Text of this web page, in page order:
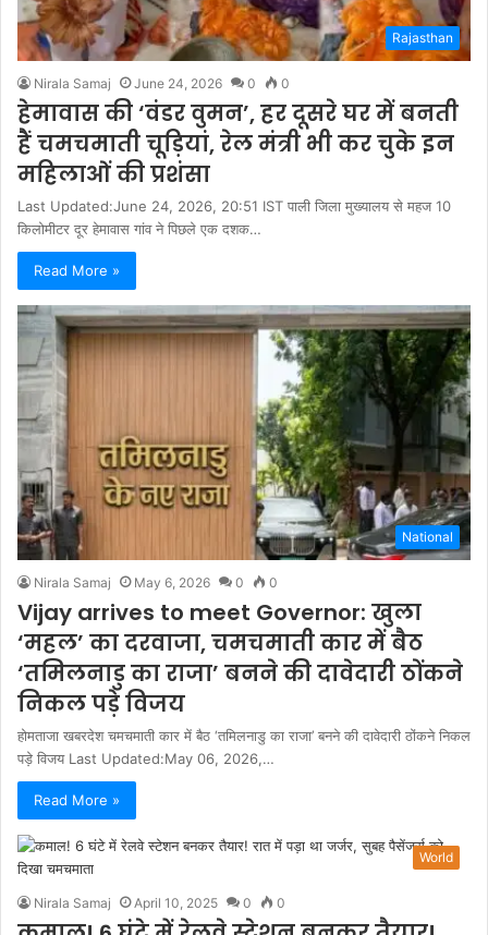
Rajasthan
Nirala Samaj June 24, 2026 0 0
हेमावास की ‘वंडर वुमन’, हर दूसरे घर में बनती
हैं चमचमाती चूड़ियां, रेल मंत्री भी कर चुके इन
महिलाओं की प्रशंसा
Last Updated:June 24, 2026, 20:51 IST पाली जिला मुख्यालय से महज 10
किलोमीटर दूर हेमावास गांव ने पिछले एक दशक…
Read More »
National
Nirala Samaj May 6, 2026 0 0
Vijay arrives to meet Governor: खुला
‘महल’ का दरवाजा, चमचमाती कार में बैठ
‘तमिलनाडु का राजा’ बनने की दावेदारी ठोंकने
निकल पड़े विजय
होमताजा खबरदेश चमचमाती कार में बैठ ‘तमिलनाडु का राजा’ बनने की दावेदारी ठोंकने निकल
पड़े विजय Last Updated:May 06, 2026,…
Read More »
World
Nirala Samaj April 10, 2025 0 0